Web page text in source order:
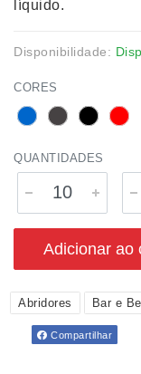
líquido.
Disponibilidade:
CORES
QUANTIDADES
Adicionar ao
Abridores Bar e
Compartilhar